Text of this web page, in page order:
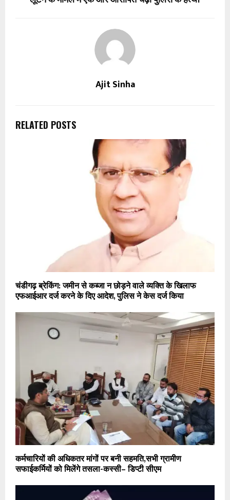
Ajit Sinha
RELATED POSTS
चंडीगढ़ ब्रेकिंग: जमीन से कब्जा न छोड़ने वाले व्यक्ति के खिलाफ
एफआईआर दर्ज करने के दिए आदेश, पुलिस ने केस दर्ज किया
कर्मचारियों की अधिकतर मांगों पर बनी सहमति,सभी ग्रामीण
सफाईकर्मियों को मिलेंगे तसला-कस्सी– डिप्टी सीएम